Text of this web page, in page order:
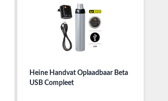
Heine Handvat Oplaadbaar Beta
USB Compleet